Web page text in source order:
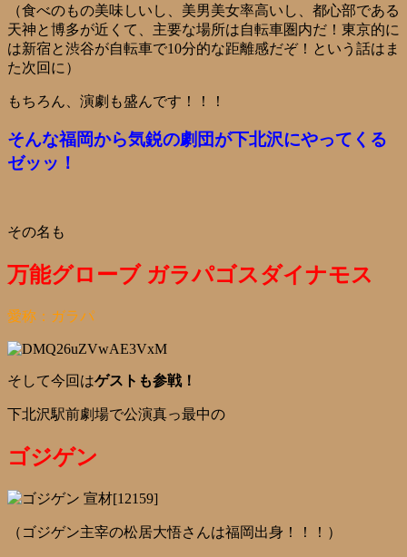
（食べのもの美味しいし、美男美女率高いし、都心部である
天神と博多が近くて、主要な場所は自転車圏内だ！東京的に
は新宿と渋谷が自転車で10分的な距離感だぞ！という話はま
た次回に）
もちろん、演劇も盛んです！！！
そんな福岡から気鋭の劇団が下北沢にやってくる
ゼッッ！
その名も
万能グローブ ガラパゴスダイナモス
愛称：ガラパ
そして今回はゲストも参戦！
下北沢駅前劇場で公演真っ最中の
ゴジゲン
（ゴジゲン主宰の松居大悟さんは福岡出身！！！）